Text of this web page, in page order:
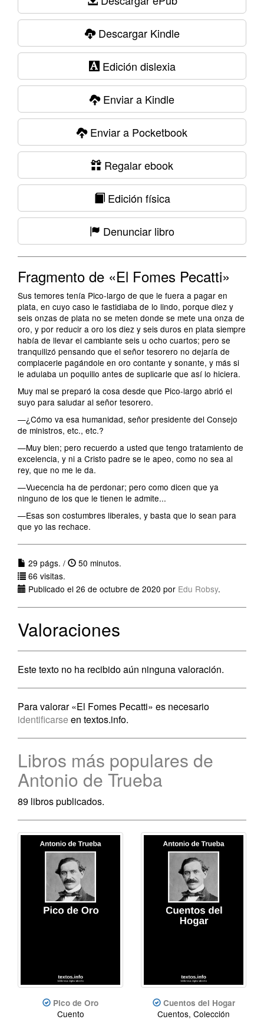
Descargar Kindle
Edición dislexia
Enviar a Kindle
Enviar a Pocketbook
Regalar ebook
Edición física
Denunciar libro
Fragmento de «El Fomes Pecatti»
Sus temores tenía Pico-largo de que le fuera a pagar en
plata, en cuyo caso le fastidiaba de lo lindo, porque diez y
seis onzas de plata no se meten donde se mete una onza de
oro, y por reducir a oro los diez y seis duros en plata siempre
había de llevar el cambiante seis u ocho cuartos; pero se
tranquilizó pensando que el señor tesorero no dejaría de
complacerle pagándole en oro contante y sonante, y más si
le adulaba un poquillo antes de suplicarle que así lo hiciera.
Muy mal se preparó la cosa desde que Pico-largo abrió el
suyo para saludar al señor tesorero.
—¿Cómo va esa humanidad, señor presidente del Consejo
de ministros, etc., etc.?
—Muy bien; pero recuerdo a usted que tengo tratamiento de
excelencia, y ni a Cristo padre se le apeo, como no sea al
rey, que no me le da.
—Vuecencia ha de perdonar; pero como dicen que ya
ninguno de los que le tienen le admite...
—Esas son costumbres liberales, y basta que lo sean para
que yo las rechace.
29 págs. /
50 minutos.
66 visitas.
Publicado el 26 de octubre de 2020 por Edu Robsy.
Valoraciones
Este texto no ha recibido aún ninguna valoración.
Para valorar «El Fomes Pecatti» es necesario
identificarse en textos.info.
Libros más populares de
Antonio de Trueba
89 libros publicados.
Pico de Oro
Cuento
Cuentos del Hogar
Cuentos, Colección